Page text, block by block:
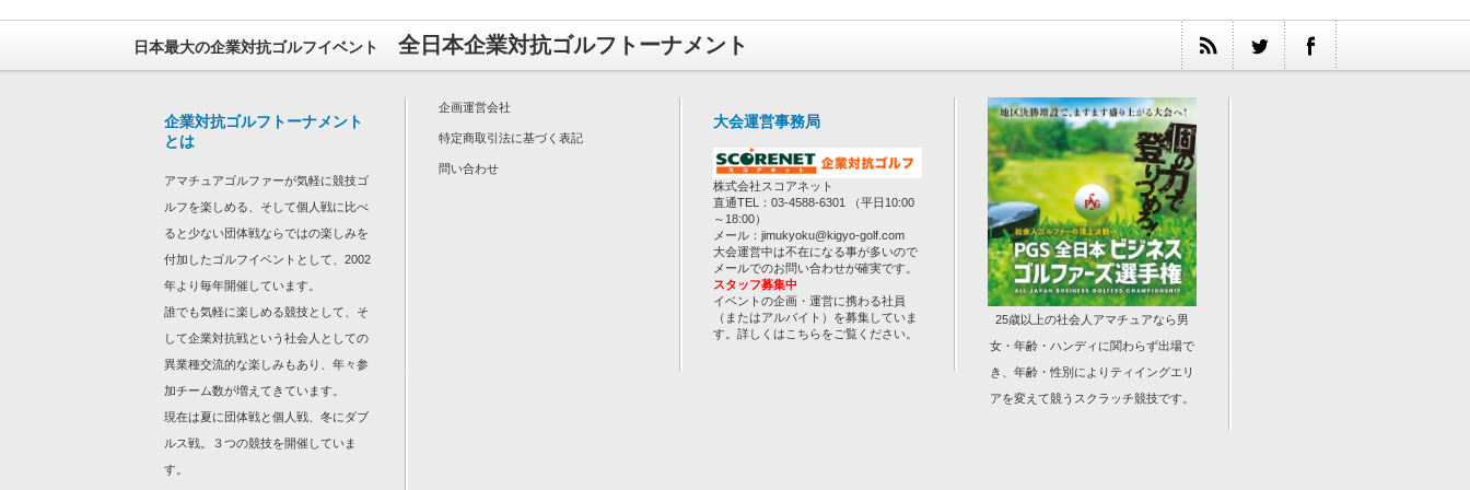
日本最大の企業対抗ゴルフイベント 全日本企業対抗ゴルフトーナメント
企業対抗ゴルフトーナメント
とは
アマチュアゴルファーが気軽に競技ゴ
ルフを楽しめる、そして個人戦に比べ
ると少ない団体戦ならではの楽しみを
付加したゴルフイベントとして、2002
年より毎年開催しています。
誰でも気軽に楽しめる競技として、そ
して企業対抗戦という社会人としての
異業種交流的な楽しみもあり、年々参
加チーム数が増えてきています。
現在は夏に団体戦と個人戦、冬にダブ
ルス戦。３つの競技を開催していま
す。
企画運営会社
特定商取引法に基づく表記
問い合わせ
大会運営事務局
株式会社スコアネット
直通TEL：03-4588-6301 （平日10:00
～18:00）
メール：jimukyoku@kigyo-golf.com
大会運営中は不在になる事が多いので
メールでのお問い合わせが確実です。
スタッフ募集中
イベントの企画・運営に携わる社員
（またはアルバイト）を募集していま
す。詳しくは こちらをご覧ください。
25歳以上の社会人アマチュアなら男
女・年齢・ハンディに関わらず出場で
き、年齢・性別によりティイングエリ
アを変えて競うスクラッチ競技です。